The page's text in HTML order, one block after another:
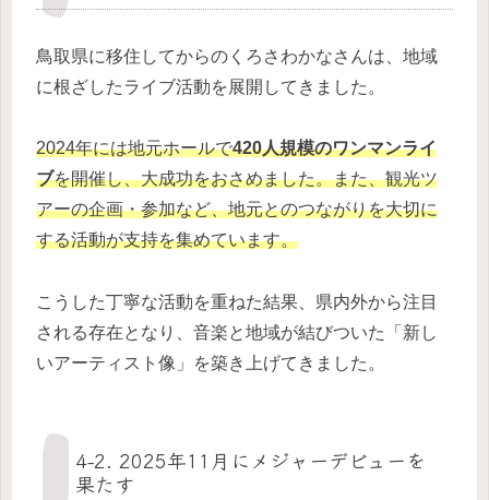
鳥取県に移住してからのくろさわかなさんは、地域
に根ざしたライブ活動を展開してきました。
2024年には地元ホールで420人規模のワンマンライ
ブを開催し、大成功をおさめました。また、観光ツ
アーの企画・参加など、地元とのつながりを大切に
する活動が支持を集めています。
こうした丁寧な活動を重ねた結果、県内外から注目
される存在となり、音楽と地域が結びついた「新し
いアーティスト像」を築き上げてきました。
4-2. 2025年11月にメジャーデビューを
果たす